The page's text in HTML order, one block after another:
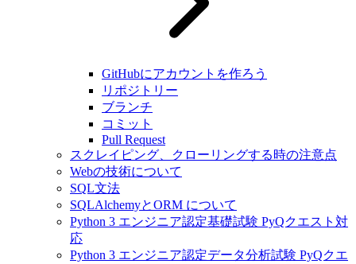
GitHubにアカウントを作ろう
リポジトリー
ブランチ
コミット
Pull Request
スクレイピング、クローリングする時の注意点
Webの技術について
SQL文法
SQLAlchemyとORM について
Python 3 エンジニア認定基礎試験 PyQクエスト対
応
Python 3 エンジニア認定データ分析試験 PyQクエ